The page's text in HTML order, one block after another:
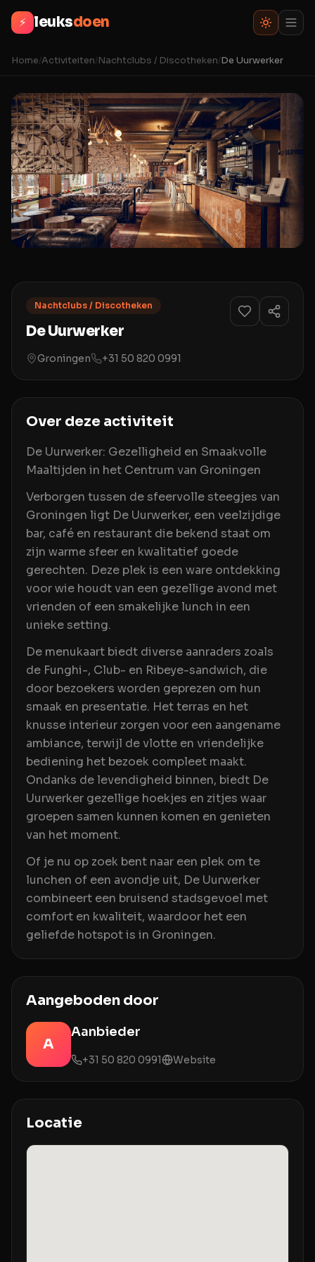
⚡ leuksdoen
Home/Activiteiten/Nachtclubs / Discotheken/De Uurwerker
Nachtclubs / Discotheken
De Uurwerker
Groningen +31 50 820 0991
Over deze activiteit
De Uurwerker: Gezelligheid en Smaakvolle
Maaltijden in het Centrum van Groningen
Verborgen tussen de sfeervolle steegjes van
Groningen ligt De Uurwerker, een veelzijdige
bar, café en restaurant die bekend staat om
zijn warme sfeer en kwalitatief goede
gerechten. Deze plek is een ware ontdekking
voor wie houdt van een gezellige avond met
vrienden of een smakelijke lunch in een
unieke setting.
De menukaart biedt diverse aanraders zoals
de Funghi-, Club- en Ribeye-sandwich, die
door bezoekers worden geprezen om hun
smaak en presentatie. Het terras en het
knusse interieur zorgen voor een aangename
ambiance, terwijl de vlotte en vriendelijke
bediening het bezoek compleet maakt.
Ondanks de levendigheid binnen, biedt De
Uurwerker gezellige hoekjes en zitjes waar
groepen samen kunnen komen en genieten
van het moment.
Of je nu op zoek bent naar een plek om te
lunchen of een avondje uit, De Uurwerker
combineert een bruisend stadsgevoel met
comfort en kwaliteit, waardoor het een
geliefde hotspot is in Groningen.
Aangeboden door
A
Aanbieder
+31 50 820 0991 Website
Locatie